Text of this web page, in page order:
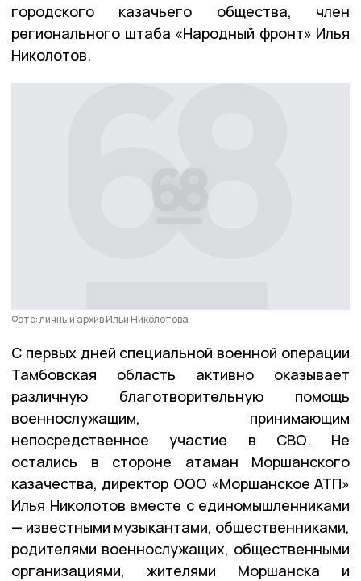
городского казачьего общества, член
регионального штаба «Народный фронт» Илья
Николотов.
Фото: личный архив Ильи Николотова
С первых дней специальной военной операции
Тамбовская область активно оказывает
различную благотворительную помощь
военнослужащим, принимающим
непосредственное участие в СВО. Не
остались в стороне атаман Моршанского
казачества, директор ООО «Моршанское АТП»
Илья Николотов вместе с единомышленниками
— известными музыкантами, общественниками,
родителями военнослужащих, общественными
организациями, жителями Моршанска и